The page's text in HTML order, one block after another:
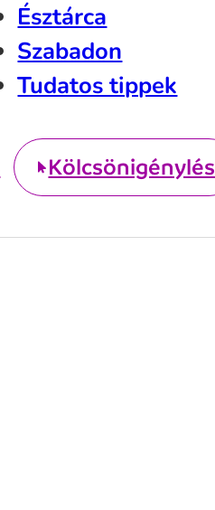
Észtárca
Szabadon
Tudatos tippek
Kölcsönigénylés